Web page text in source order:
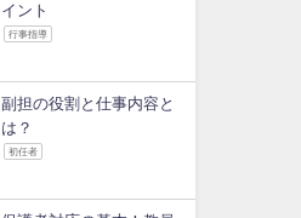
イント
行事指導
副担の役割と仕事内容と
は？
初任者